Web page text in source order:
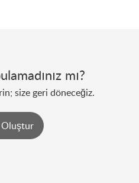
mı?
size geri döneceğiz.
Oluştur